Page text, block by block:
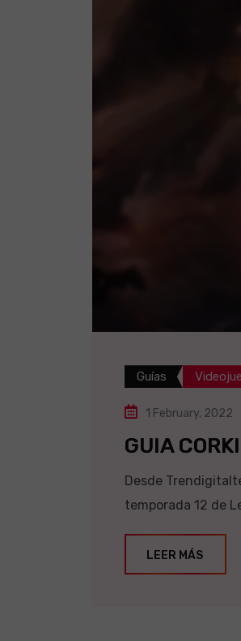
Guías
1 February, 2022
GUIA
Desde
temporada 12 de
LEER MÁS